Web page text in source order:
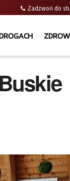
MHz Zadzwoń do